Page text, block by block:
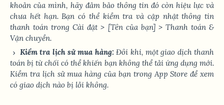
khoản của mình, hãy đảm bảo thông tin đó còn hiệu lực và
chưa hết hạn. Bạn có thể kiểm tra và cập nhật thông tin
thanh toán trongCài đặt> [Tên của bạn]> Thanh toán &
Vận chuyển.
Kiểm tra lịch sử mua hàng: Đôi khi, một giao dịch thanh
toán bị từ chối có thể khiến bạn không thể tải ứng dụng mới.
Kiểm tra lịch sử mua hàng của bạn trong App Store để xem
có giao dịch nào bị lỗi không.